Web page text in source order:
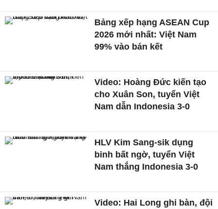
Bảng xếp hạng ASEAN Cup
2026 mới nhất: Việt Nam
99% vào bán kết
Video: Hoàng Đức kiến tạo
cho Xuân Son, tuyển Việt
Nam dẫn Indonesia 3-0
HLV Kim Sang-sik dụng
binh bất ngờ, tuyển Việt
Nam thắng Indonesia 3-0
Video: Hai Long ghi bàn, đội